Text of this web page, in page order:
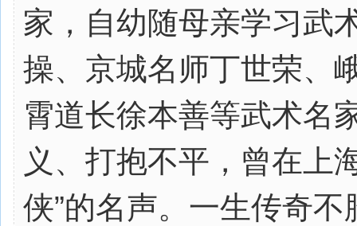
家，自幼随母亲学习武
操、京城名师丁世荣、
霄道长徐本善等武术名
义、打抱不平，曾在上
侠”的名声。一生传奇